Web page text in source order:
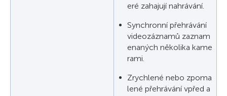
eré zahajují nahrávání.
Synchronní přehrávání
videozáznamů zaznam
enaných několika kame
rami.
Zrychlené nebo zpoma
lené přehrávání vpřed a